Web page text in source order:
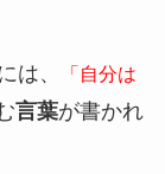
は、
「自分は
言葉が書かれ